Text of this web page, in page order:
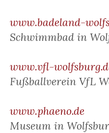
www.badeland-
Schwimmbad in
www.vfl-
Fußballverein VfL
www.phaeno.de
Museum in